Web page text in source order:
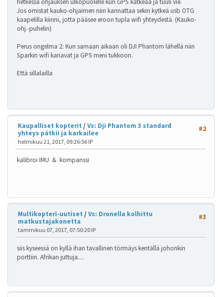
hetkessä ohjauksen ulkopuolelle kun GPS katkeaa ja tuuli vie.
Jos omistat kauko-ohjaimen niin kannattaa sekin kytkeä usb OTG
kaapelilla kiinni, jotta pääsee eroon tupla wifi yhteydestä. (Kauko-
ohj.-puhelin)
Perus ongelma 2: Kun samaan aikaan oli DJI Phantom lähellä niin
Sparkin wifi kanavat ja GPS meni tukkoon.
Että sillalailla
#2
Kaupalliset kopterit / Vs: Dji Phantom 3 standard
yhteys pätkii ja karkailee
helmikuu 21, 2017, 09:26:56 IP
kalibroi IMU & kompanssi
#3
Multikopteri-uutiset / Vs: Dronella kolhittu
matkustajakonetta
tammikuu 07, 2017, 07:50:20 IP
siis kyseessä on kyllä ihan tavallinen törmäys kentällä johonkin
porttiin. Afrikan juttuja....